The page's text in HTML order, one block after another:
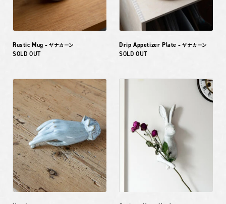
Rustic Mug – ヤナカーン
SOLD OUT
Drip Appetizer Plate – ヤナカーン
SOLD OUT